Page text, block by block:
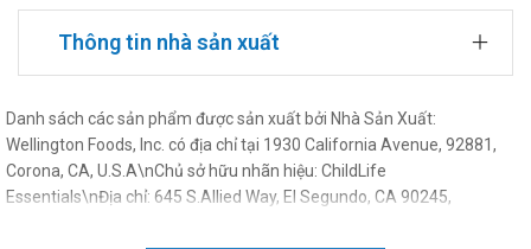
Thông tin nhà sản xuất
Danh sách các sản phẩm được sản xuất bởi Nhà Sản Xuất:
Wellington Foods, Inc. có địa chỉ tại 1930 California Avenue, 92881,
Corona, CA, U.S.A\nChủ sở hữu nhãn hiệu: ChildLife
Essentials\nĐịa chỉ: 645 S.Allied Way, El Segundo, CA 90245,